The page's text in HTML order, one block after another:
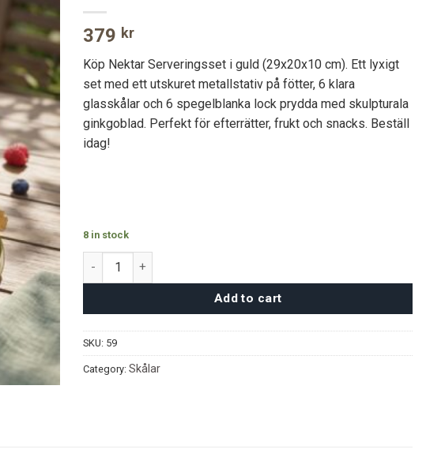
379 kr
Köp Nektar Serveringsset i guld (29x20x10 cm). Ett lyxigt
set med ett utskuret metallstativ på fötter, 6 klara
glasskålar och 6 spegelblanka lock prydda med skulpturala
ginkgoblad. Perfekt för efterrätter, frukt och snacks. Beställ
idag!
8 in stock
Nektar Serveringsset - Guld quantity
Add to cart
SKU: 59
Category:Skålar